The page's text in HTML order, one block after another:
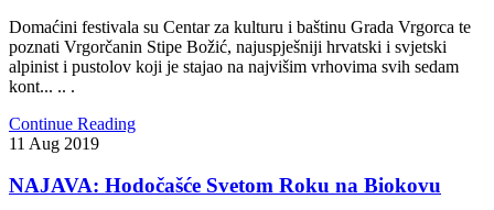
Domaćini festivala su Centar za kulturu i baštinu Grada Vrgorca te
poznati Vrgorčanin Stipe Božić, najuspješniji hrvatski i svjetski
alpinist i pustolov koji je stajao na najvišim vrhovima svih sedam
kont... .. .
Continue Reading
11 Aug 2019
NAJAVA: Hodočašće Svetom Roku na Biokovu